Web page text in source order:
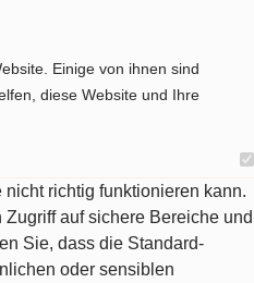
Einige von ihnen sind
diese Website und Ihre
richtig funktionieren kann.
auf sichere Bereiche und
Sie, dass die Standard-
oder sensiblen